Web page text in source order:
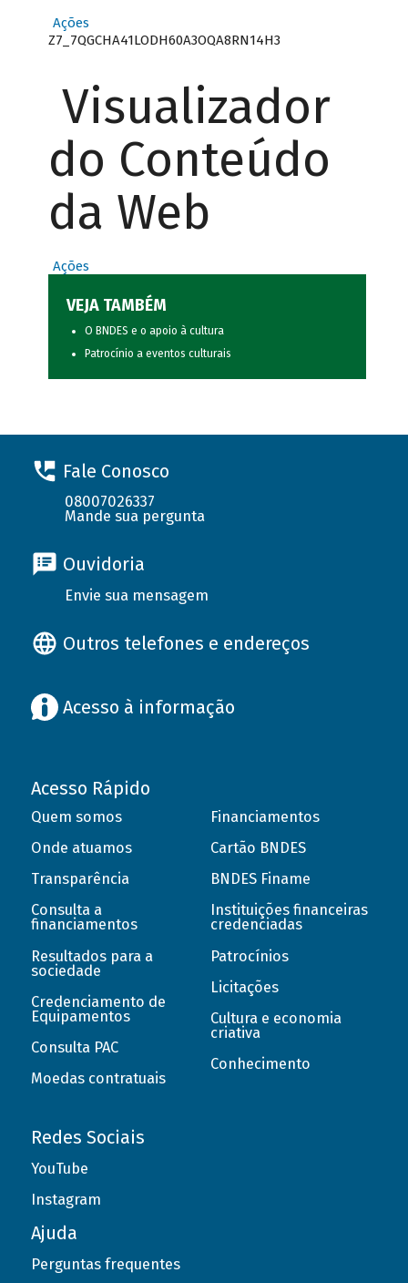
Ações
Z7_7QGCHA41LODH60A3OQA8RN14H3
Visualizador
do Conteúdo
da Web
Ações
VEJA TAMBÉM
O BNDES e o apoio à cultura
Patrocínio a eventos culturais
Fale Conosco
08007026337
Mande sua pergunta
Ouvidoria
Envie sua mensagem
Outros telefones e endereços
Acesso à informação
Acesso Rápido
Quem somos
Onde atuamos
Transparência
Consulta a
financiamentos
Resultados para a
sociedade
Credenciamento de
Equipamentos
Consulta PAC
Moedas contratuais
Financiamentos
Cartão BNDES
BNDES Finame
Instituições financeiras
credenciadas
Patrocínios
Licitações
Cultura e economia
criativa
Conhecimento
Redes Sociais
YouTube
Instagram
Ajuda
Perguntas frequentes